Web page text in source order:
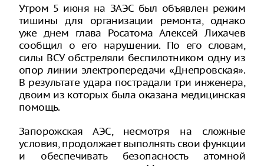
Утром 5 июня на ЗАЭС был объявлен режим
тишины для организации ремонта, однако
уже днем глава Росатома Алексей Лихачев
сообщил о его нарушении. По его словам,
силы ВСУ обстреляли беспилотником одну из
опор линии электропередачи «Днепровская».
В результате удара пострадали три инженера,
двоим из которых была оказана медицинская
помощь.
Запорожская АЭС, несмотря на сложные
условия, продолжает выполнять свои функции
и обеспечивать безопасность атомной